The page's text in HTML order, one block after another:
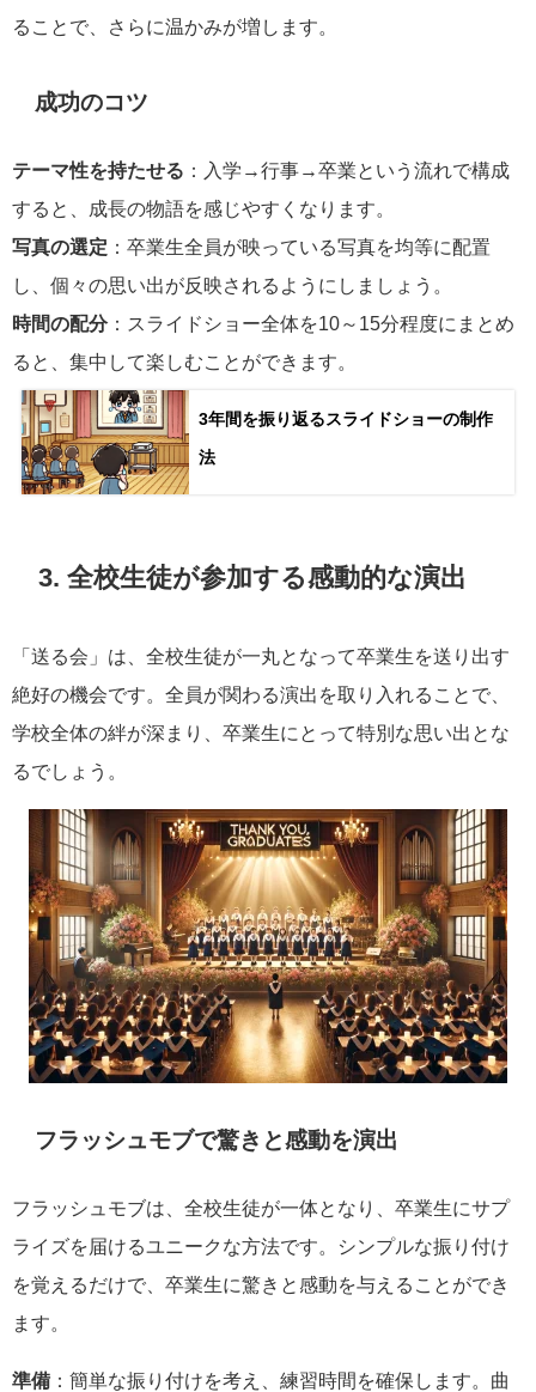
ることで、さらに温かみが増します。
成功のコツ
テーマ性を持たせる ：入学→行事→卒業という流れで構成
すると、成長の物語を感じやすくなります。
写真の選定 ：卒業生全員が映っている写真を均等に配置
し、個々の思い出が反映されるようにしましょう。
時間の配分：スライドショー全体を10～15分程度にまとめ
ると、集中して楽しむことができます。
3年間を振り返るスライドショーの制作
法
3. 全校生徒が参加する感動的な演出
「送る会」は、全校生徒が一丸となって卒業生を送り出す
絶好の機会です。全員が関わる演出を取り入れることで、
学校全体の絆が深まり、卒業生にとって特別な思い出とな
るでしょう。
フラッシュモブで驚きと感動を演出
フラッシュモブは、全校生徒が一体となり、卒業生にサプ
ライズを届けるユニークな方法です。シンプルな振り付け
を覚えるだけで、卒業生に驚きと感動を与えることができ
ます。
準備 ：簡単な振り付けを考え、練習時間を確保します。曲